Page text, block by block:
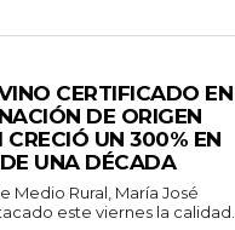
CERTIFICADO EN
DE ORIGEN
CRECIÓ UN 300% EN
UNA DÉCADA
Medio Rural, María José
este viernes la